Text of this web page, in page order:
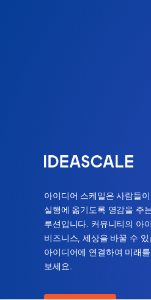
아이디어 스케일은 사람들
실행에 옮기도록 영감을 주
루션입니다. 커뮤니티의 아
비즈니스, 세상을 바꿀 수
아이디어에 연결하여 미래
보세요.